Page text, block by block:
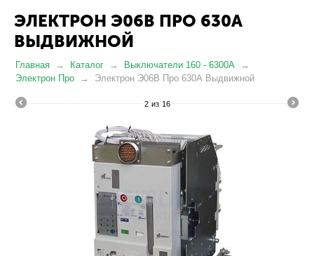
ЭЛЕКТРОН Э06В ПРО 630А
ВЫДВИЖНОЙ
Главная Каталог
Выключатели 160 - 6300А
Электрон Про
Электрон Э06В Про 630А Выдвижной
2 из 16